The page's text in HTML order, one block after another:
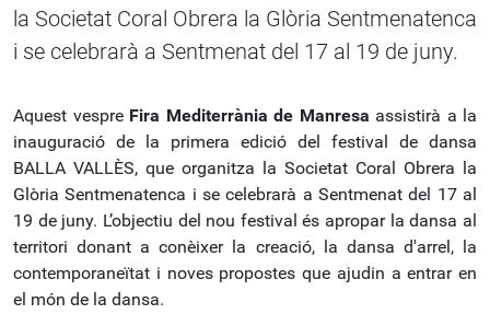
la Societat Coral Obrera la Glòria Sentmenatenca
i se celebrarà a Sentmenat del 17 al 19 de juny.
Aquest vespre Fira Mediterrània de Manresa assistirà a la
inauguració de la primera edició del festival de dansa
BALLA VALLÈS, que organitza la Societat Coral Obrera la
Glòria Sentmenatenca i se celebrarà a Sentmenat del 17 al
19 de juny. L’objectiu del nou festival és apropar la dansa al
territori donant a conèixer la creació, la dansa d'arrel, la
contemporaneïtat i noves propostes que ajudin a entrar en
el món de la dansa.